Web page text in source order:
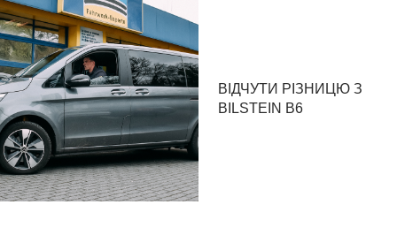
ВІДЧУТИ РІЗНИЦЮ З
BILSTEIN B6